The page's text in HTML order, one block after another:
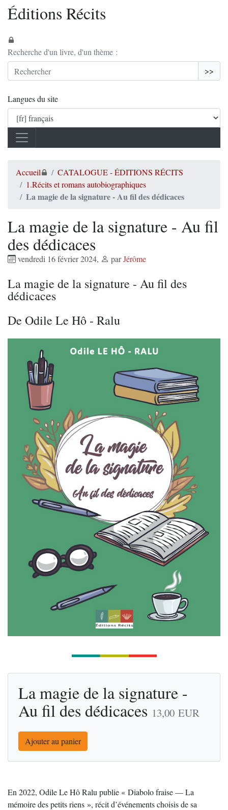
Éditions Récits
Recherche d'un livre, d'un thème :
>>
Langues du site
Accueil
CATALOGUE - ÉDITIONS RÉCITS
1.Récits et romans autobiographiques
La magie de la signature - Au fil des dédicaces
La magie de la signature - Au fil
des dédicaces
vendredi 16 février 2024, parJérôme
La magie de la signature - Au fil des
dédicaces
De Odile Le Hô - Ralu
La magie de la signature -
Au fil des dédicaces 13,00 EUR
Ajouter au panier
En 2022, Odile Le Hô Ralu publie « Diabolo fraise — La
mémoire des petits riens », récit d’événements choisis de sa